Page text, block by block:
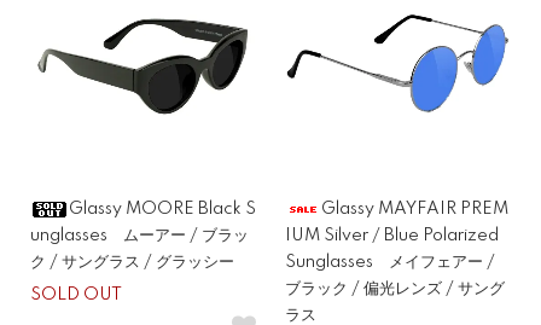
Glassy MOORE Black S
unglasses ムーアー / ブラッ
ク / サングラス / グラッシー
SOLD OUT
Glassy MAYFAIR PREM
IUM Silver / Blue Polarized
Sunglasses メイフェアー /
ブラック / 偏光レンズ / サング
ラス